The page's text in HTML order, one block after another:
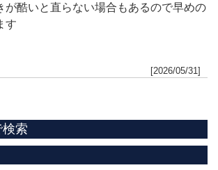
が酷いと直らない場合もあるので早めの
す
[2026/05/31]
検索